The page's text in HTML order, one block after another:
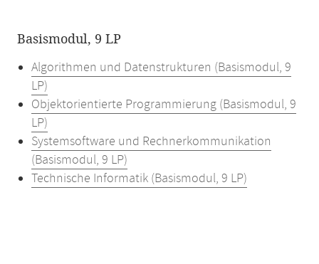
Basismodul, 9 LP
Algorithmen und Datenstrukturen (Basismodul, 9
LP)
Objektorientierte Programmierung (Basismodul, 9
LP)
Systemsoftware und Rechnerkommunikation
(Basismodul, 9 LP)
Technische Informatik (Basismodul, 9 LP)